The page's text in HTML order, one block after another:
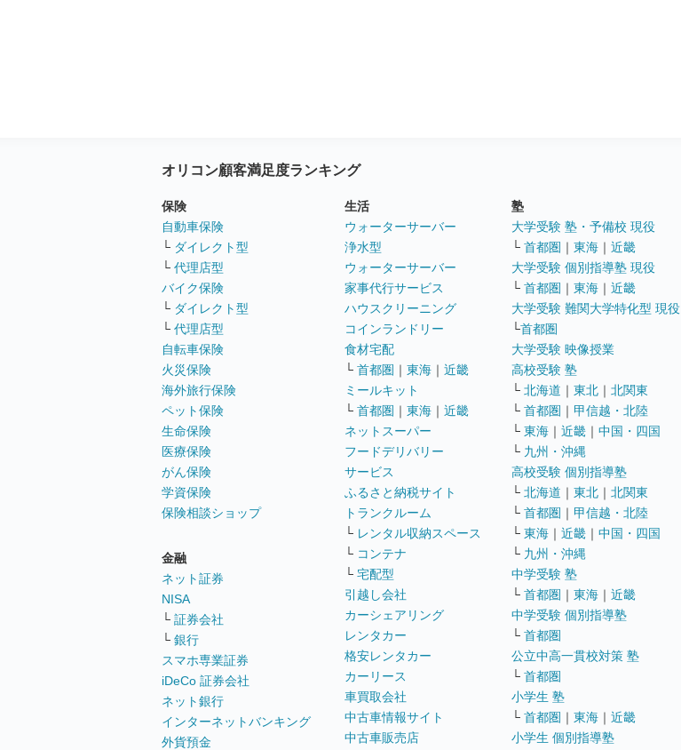
オリコン顧客満足度ランキング
保険
自動車保険
└ ダイレクト型
└ 代理店型
バイク保険
└ ダイレクト型
└ 代理店型
自転車保険
火災保険
海外旅行保険
ペット保険
生命保険
医療保険
がん保険
学資保険
保険相談ショップ
金融
ネット証券
NISA
└ 証券会社
└ 銀行
スマホ専業証券
iDeCo 証券会社
ネット銀行
インターネットバンキング
外貨預金
生活
ウォーターサーバー
浄水型
ウォーターサーバー
家事代行サービス
ハウスクリーニング
コインランドリー
食材宅配
└ 首都圏 ｜ 東海 ｜ 近畿
ミールキット
└ 首都圏 ｜ 東海 ｜ 近畿
ネットスーパー
フードデリバリー
サービス
ふるさと納税サイト
トランクルーム
└ レンタル収納スペース
└ コンテナ
└ 宅配型
引越し会社
カーシェアリング
レンタカー
格安レンタカー
カーリース
車買取会社
中古車情報サイト
中古車販売店
塾
大学受験 塾・予備校 現役
└ 首都圏 ｜ 東海 ｜ 近畿
大学受験 個別指導塾 現役
└ 首都圏 ｜ 東海 ｜ 近畿
大学受験 難関大学特化型 現役
└首都圏
大学受験 映像授業
高校受験 塾
└ 北海道 ｜ 東北 ｜ 北関東
└ 首都圏 ｜ 甲信越・北陸
└ 東海 ｜ 近畿 ｜ 中国・四国
└ 九州・沖縄
高校受験 個別指導塾
└ 北海道 ｜ 東北 ｜ 北関東
└ 首都圏 ｜ 甲信越・北陸
└ 東海 ｜ 近畿 ｜ 中国・四国
└ 九州・沖縄
中学受験 塾
└ 首都圏 ｜ 東海 ｜ 近畿
中学受験 個別指導塾
└ 首都圏
公立中高一貫校対策 塾
└ 首都圏
小学生 塾
└ 首都圏 ｜ 東海 ｜ 近畿
小学生 個別指導塾